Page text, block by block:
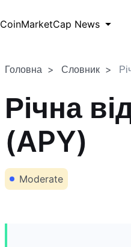
CoinMarketCap News
Головна Словник
Річна
(APY)
Moderate